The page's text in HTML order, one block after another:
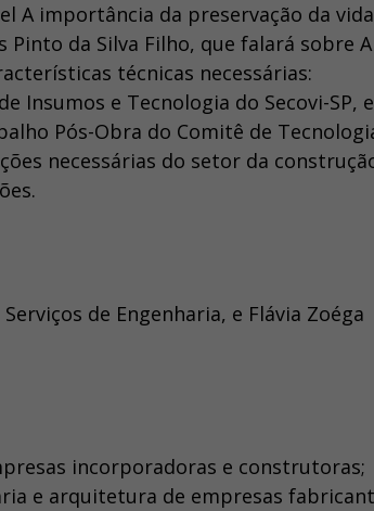
A importância da preservação da vida
da Silva Filho, que falará sobre A
técnicas necessárias:
e Tecnologia do Secovi-SP, e
Pós-Obra do Comitê de
necessárias do setor da
de Engenharia, e Flávia Zoéga
incorporadoras e construtoras;
e arquitetura de empresas